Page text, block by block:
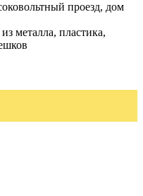
проезд, дом
металла, пластика,